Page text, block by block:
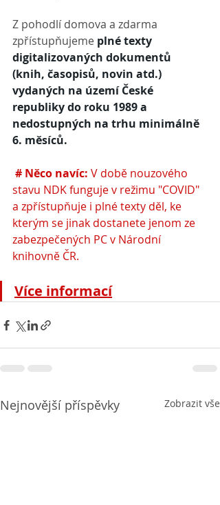
Z pohodlí domova a zdarma
zpřístupňujeme plné texty
digitalizovaných dokumentů
(knih, časopisů, novin atd.)
vydaných na území České
republiky do roku 1989 a
nedostupných na trhu minimálně
6. měsíců.
# Něco navíc: V době nouzového
stavu NDK funguje v režimu "COVID"
a zpřístupňuje i plné texty děl, ke
kterým se jinak dostanete jenom ze
zabezpečených PC v Národní
knihovně ČR.
Více informací
Nejnovější příspěvky Zobrazit vše